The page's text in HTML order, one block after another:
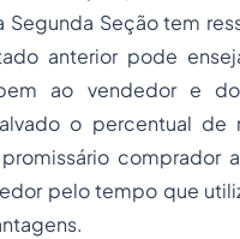
Segunda Seção tem
anterior pode
ao vendedor e
o percentual de
comprador
pelo tempo que